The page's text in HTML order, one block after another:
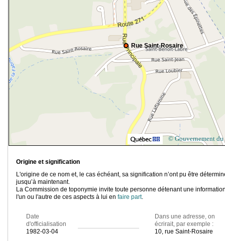
Rue Saint-Rosaire
© Gouvernement du
Origine et signification
L'origine de ce nom et, le cas échéant, sa signification n’ont pu être
jusqu’à maintenant.
La Commission de toponymie invite toute personne détenant une
l'un ou l'autre de ces aspects à lui en faire part.
Date
d'officialisation
1982-03-04
Dans une adresse, on
écrirait, par exemple :
10, rue Saint-Rosaire